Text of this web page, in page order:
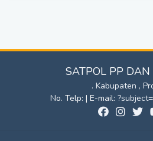
SATPOL PP
. Kabupaten ,
No. Telp: | E-mail: